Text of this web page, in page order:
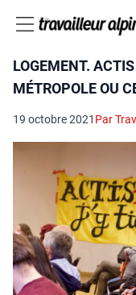
LOGEMENT.
MÉTROPOLE OU
19 octobre 2021 Par